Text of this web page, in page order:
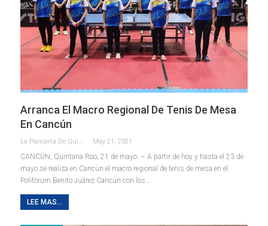
Arranca El Macro Regional De Tenis De Mesa
En Cancún
La Pancarta De Quintana Roo May 21, 2021
CANCÚN, Quintana Roo, 21 de mayo. – A partir de hoy y hasta el 23 de
mayo se realiza en Cancún el macro regional de tenis de mesa en el
Polifórum Benito Juárez Cancún con los…
LEE MAS...